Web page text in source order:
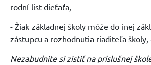
rodní list dieťaťa,
- Žiak základnej školy môže do inej
zástupcu a rozhodnutia riaditeľa školy,
Nezabudnite si zistiť na príslušnej